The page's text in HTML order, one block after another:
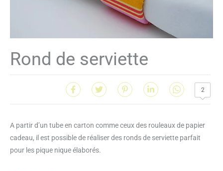
Rond de serviette
2
A partir d’un tube en carton comme ceux des rouleaux de papier
cadeau, il est possible de réaliser des ronds de serviette parfait
pour les pique nique élaborés.